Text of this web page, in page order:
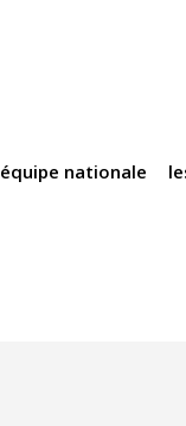
équipe nationale